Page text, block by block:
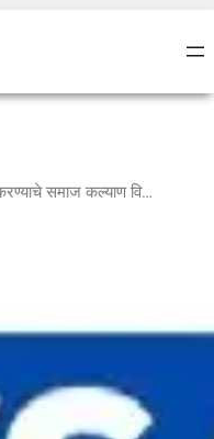
जमीन विक्रीस इच्छुक जमीन मालकांनी संपर्क करण्याचे समाज कल्याण विभागाचे आवाहन*